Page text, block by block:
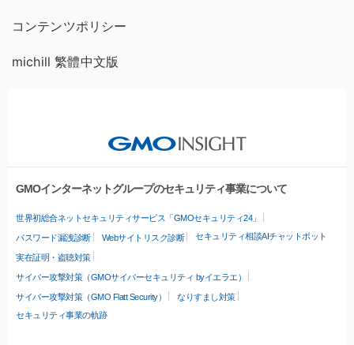
コンテンツポリシー
michill 繁體中文版
GMOインターネットグループのセキュリティ事業について
世界初総合ネットセキュリティサービス「GMOセキュリティ24」
パスワード漏洩診断 Webサイトリスク診断 セキュリティ相談AIチャットボット
実在証明・盗聴対策
サイバー攻撃対策（GMOサイバーセキュリティ byイエラエ）
サイバー攻撃対策（GMO Flatt Security）
なりすまし対策
セキュリティ事業の軌跡